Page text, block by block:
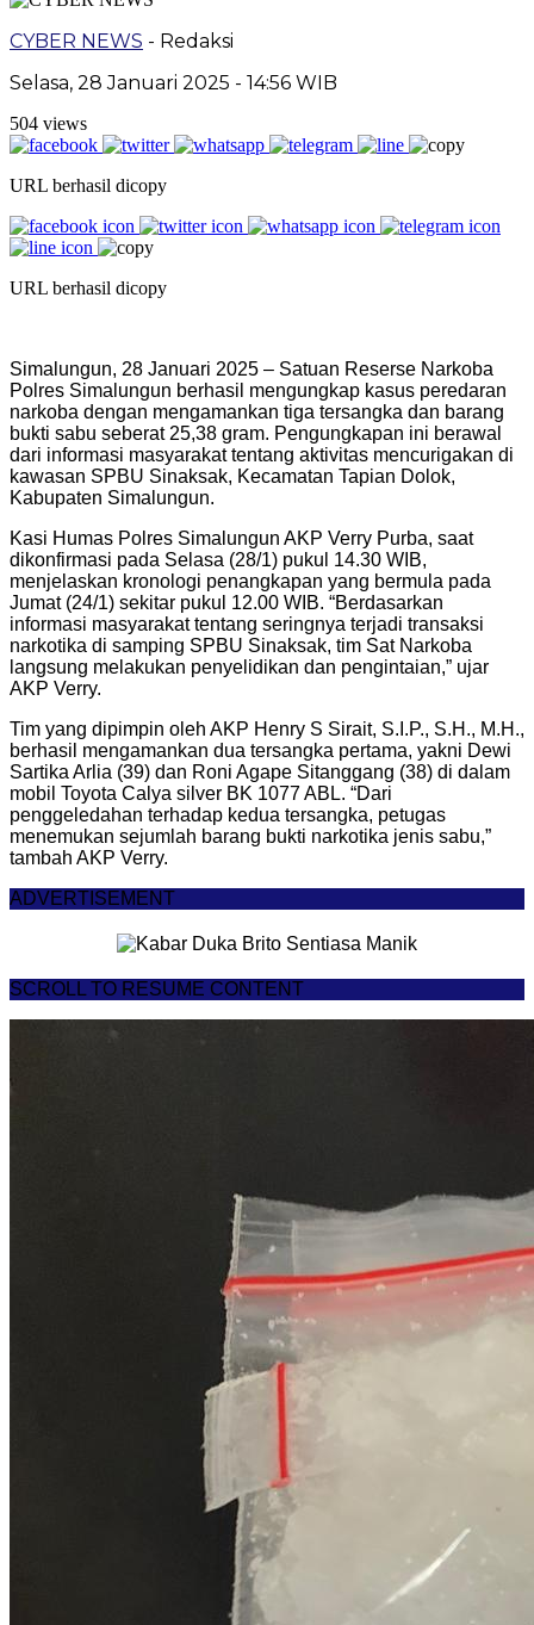
CYBER NEWS - Redaksi
Selasa, 28 Januari 2025 - 14:56 WIB
504 views
URL berhasil dicopy
URL berhasil dicopy
Simalungun, 28 Januari 2025 – Satuan Reserse Narkoba
Polres Simalungun berhasil mengungkap kasus peredaran
narkoba dengan mengamankan tiga tersangka dan barang
bukti sabu seberat 25,38 gram. Pengungkapan ini berawal
dari informasi masyarakat tentang aktivitas mencurigakan di
kawasan SPBU Sinaksak, Kecamatan Tapian Dolok,
Kabupaten Simalungun.
Kasi Humas Polres Simalungun AKP Verry Purba, saat
dikonfirmasi pada Selasa (28/1) pukul 14.30 WIB,
menjelaskan kronologi penangkapan yang bermula pada
Jumat (24/1) sekitar pukul 12.00 WIB. “Berdasarkan
informasi masyarakat tentang seringnya terjadi transaksi
narkotika di samping SPBU Sinaksak, tim Sat Narkoba
langsung melakukan penyelidikan dan pengintaian,” ujar
AKP Verry.
Tim yang dipimpin oleh AKP Henry S Sirait, S.I.P., S.H., M.H.,
berhasil mengamankan dua tersangka pertama, yakni Dewi
Sartika Arlia (39) dan Roni Agape Sitanggang (38) di dalam
mobil Toyota Calya silver BK 1077 ABL. “Dari
penggeledahan terhadap kedua tersangka, petugas
menemukan sejumlah barang bukti narkotika jenis sabu,”
tambah AKP Verry.
ADVERTISEMENT
SCROLL TO RESUME CONTENT